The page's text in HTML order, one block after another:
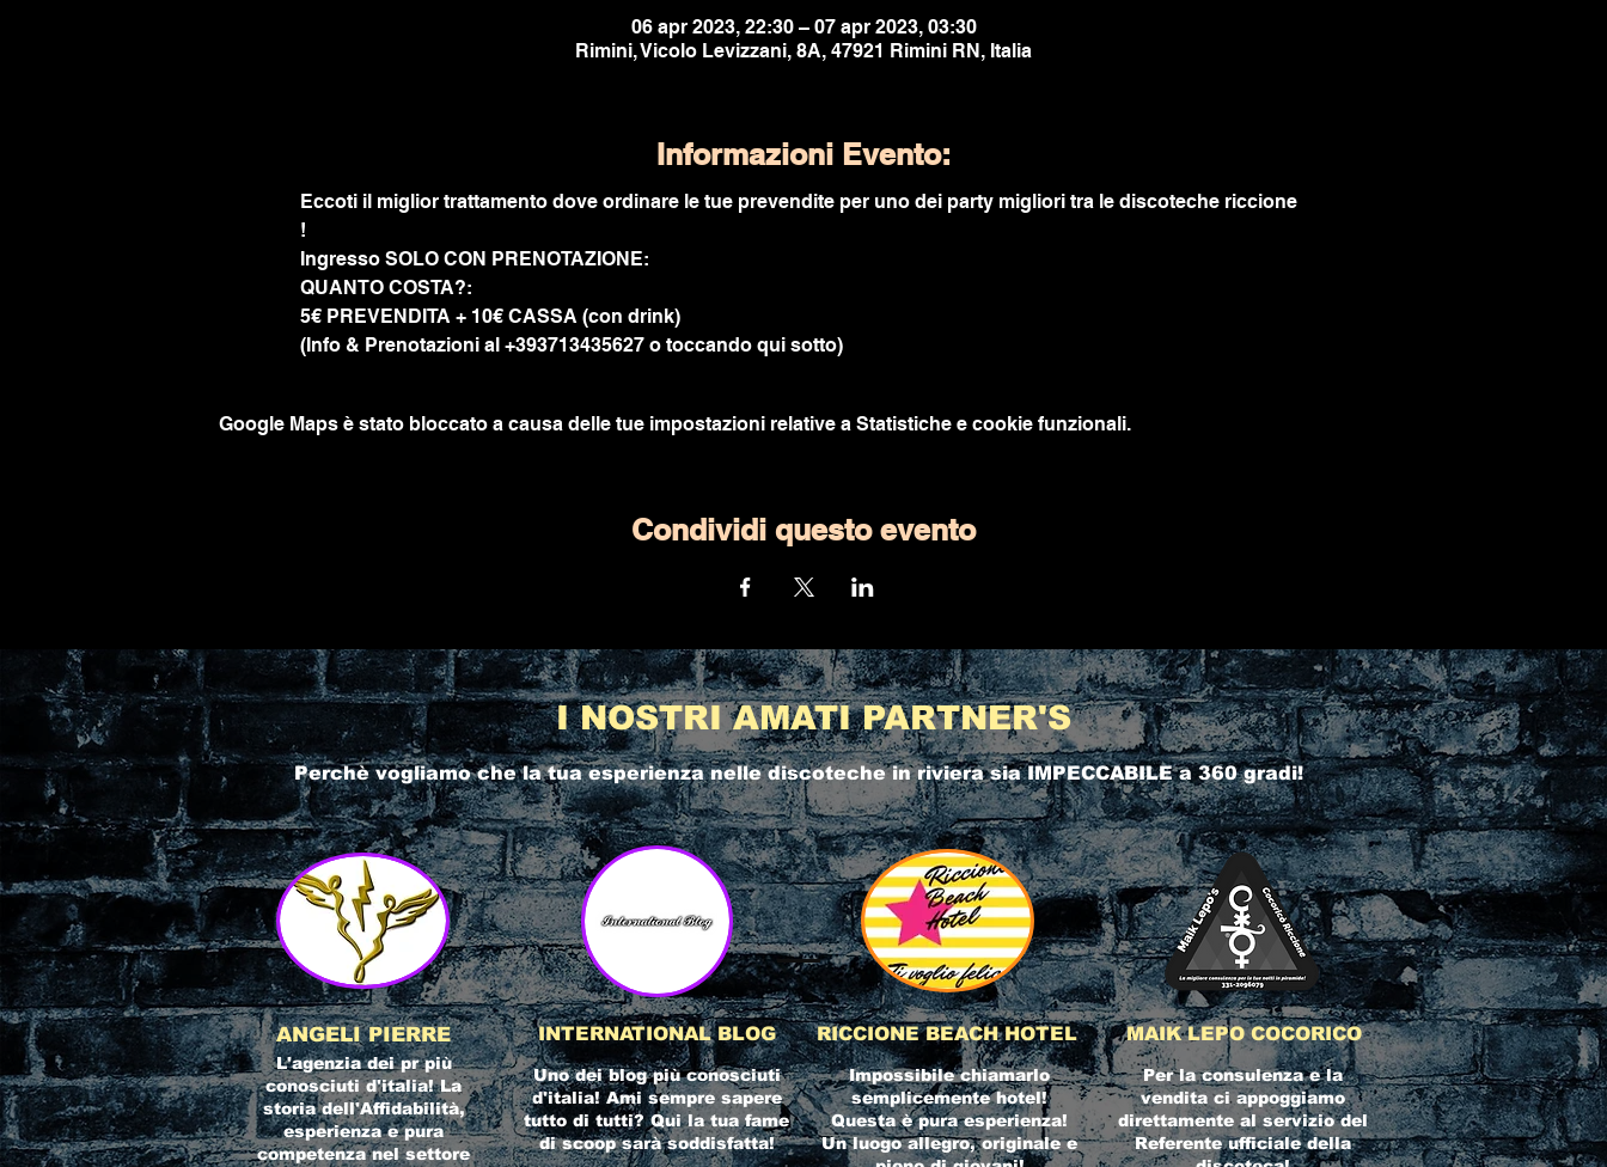
06 apr 2023, 22:30 – 07 apr 2023, 03:30
Rimini, Vicolo Levizzani, 8A, 47921 Rimini RN, Italia
Informazioni Evento:
Eccoti il miglior trattamento dove ordinare le tue prevendite per uno dei party migliori tra le discoteche riccione
!
Ingresso SOLO CON PRENOTAZIONE:
QUANTO COSTA?:
5€ PREVENDITA + 10€ CASSA (con drink)
(Info & Prenotazioni al +393713435627 o toccando qui sotto)
Google Maps è stato bloccato a causa delle tue impostazioni relative a Statistiche e cookie funzionali.
Condividi questo evento
I NOSTRI AMATI PARTNER'S
Perchè vogliamo che la tua esperienza nellediscoteche in rivierasia IMPECCABILE a 360 gradi!
ANGELI PIERRE
L'agenzia dei pr più
conosciuti d'italia! La
storia dell'Affidabilità,
esperienza e pura
competenza nel settore
INTERNATIONAL BLOG
Uno dei blog più conosciuti
d'italia! Ami sempre sapere
tutto di tutti? Qui la tua fame
di scoop sarà soddisfatta!
RICCIONE BEACH HOTEL
Impossibile chiamarlo
semplicemente hotel!
Questa è pura esperienza!
Un luogo allegro, originale e
MAIK LEPO COCORICO
Per la consulenza e la
vendita ci appoggiamo
direttamente al servizio del
Referente ufficiale della